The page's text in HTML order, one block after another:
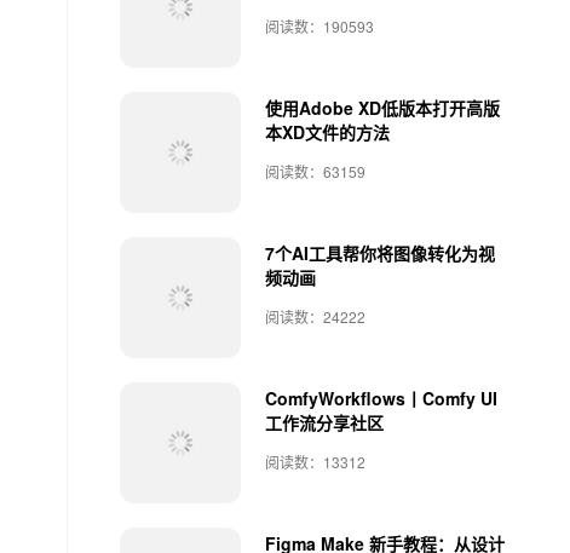
阅读数：190593
使用Adobe XD低版本打开高版
本XD文件的方法
阅读数：63159
7个AI工具帮你将图像转化为视
频动画
阅读数：24222
ComfyWorkflows丨Comfy UI
工作流分享社区
阅读数：13312
Figma Make 新手教程：从设计